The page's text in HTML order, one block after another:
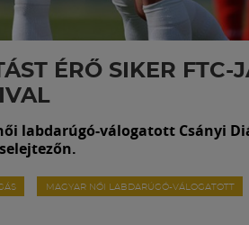
ÉRŐ SIKER FTC-
labdarúgó-válogatott Csányi
MAGYAR NŐI LABDARÚGÓ-VÁLOGATOTT